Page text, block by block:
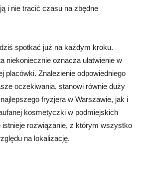
i nie tracić czasu na zbędne
spotkać już na każdym kroku.
niekoniecznie oznacza ułatwienie w
placówki. Znalezienie odpowiedniego
oczekiwania, stanowi równie duży
fryzjera w Warszawie, jak i
kosmetyczki w podmiejskich
rozwiązanie, z którym wszystko
na lokalizację.